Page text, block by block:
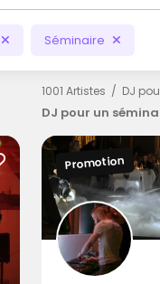
Séminaire
1001 Artistes DJ
DJ pour un
Promotion